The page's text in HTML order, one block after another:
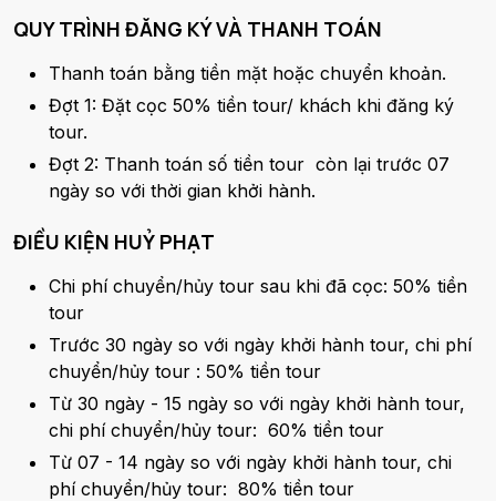
QUY TRÌNH ĐĂNG KÝ VÀ THANH TOÁN
Thanh toán bằng tiền mặt hoặc chuyển khoản.
Đợt 1: Đặt cọc 50% tiền tour/ khách khi đăng ký
tour.
Đợt 2: Thanh toán số tiền tour còn lại trước 07
ngày so với thời gian khởi hành.
ĐIỀU KIỆN HUỶ PHẠT
Chi phí chuyển/hủy tour sau khi đã cọc: 50% tiền
tour
Trước 30 ngày so với ngày khởi hành tour, chi phí
chuyển/hủy tour : 50% tiền tour
Từ 30 ngày - 15 ngày so với ngày khởi hành tour,
chi phí chuyển/hủy tour: 60% tiền tour
Từ 07 - 14 ngày so với ngày khởi hành tour, chi
phí chuyển/hủy tour: 80% tiền tour